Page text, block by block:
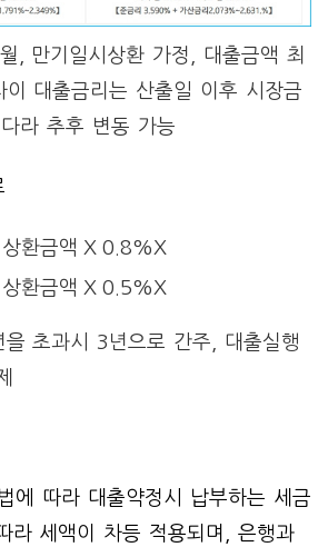
, 만기일시상환 가정, 대출금액 최
대출금리는 산출일 이후 시장금
라 추후 변동 가능
환금액 X 0.8%X
상환금액 X 0.5%X
초과시 3년으로 간주, 대출실행
에 따라 대출약정시 납부하는 세금
라 세액이 차등 적용되며, 은행과